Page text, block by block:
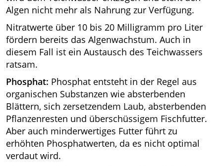
Algen nicht mehr als Nahrung zur Verfügung.
Nitratwerte über 10 bis 20 Milligramm pro Liter
fördern bereits das Algenwachstum. Auch in
diesem Fall ist ein Austausch des Teichwassers
ratsam.
Phosphat: Phosphat entsteht in der Regel aus
organischen Substanzen wie absterbenden
Blättern, sich zersetzendem Laub, absterbenden
Pflanzenresten und überschüssigem Fischfutter.
Aber auch minderwertiges Futter führt zu
erhöhten Phosphatwerten, da es nicht optimal
verdaut wird.